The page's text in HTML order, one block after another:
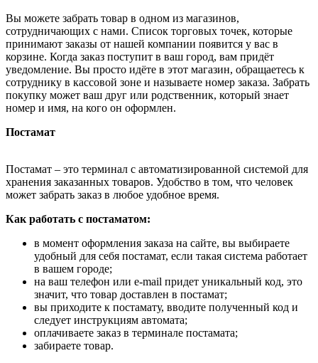
Вы можете забрать товар в одном из магазинов,
сотрудничающих с нами. Список торговых точек, которые
принимают заказы от нашей компании появится у вас в
корзине. Когда заказ поступит в ваш город, вам придёт
уведомление. Вы просто идёте в этот магазин, обращаетесь к
сотруднику в кассовой зоне и называете номер заказа. Забрать
покупку может ваш друг или родственник, который знает
номер и имя, на кого он оформлен.
Постамат
Постамат – это терминал с автоматизированной системой для
хранения заказанных товаров. Удобство в том, что человек
может забрать заказ в любое удобное время.
Как работать с постаматом:
в момент оформления заказа на сайте, вы выбираете
удобный для себя постамат, если такая система работает
в вашем городе;
на ваш телефон или e-mail придет уникальный код, это
значит, что товар доставлен в постамат;
вы приходите к постамату, вводите полученный код и
следует инструкциям автомата;
оплачиваете заказ в терминале постамата;
забираете товар.